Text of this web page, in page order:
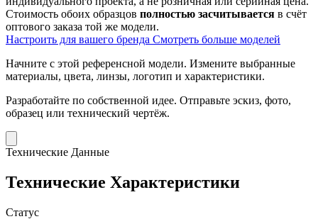
Стоимость обоих образцов полностью засчитывается в счёт
оптового заказа той же модели.
Настроить для вашего бренда Смотреть больше моделей
Начните с этой референсной модели. Измените выбранные
материалы, цвета, линзы, логотип и характеристики.
Разработайте по собственной идее. Отправьте эскиз, фото,
образец или технический чертёж.
Технические Данные
Технические Характеристики
Статус